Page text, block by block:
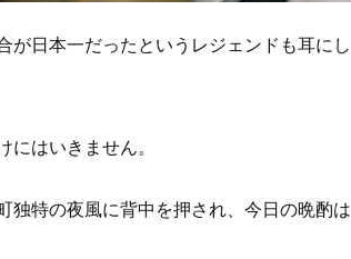
が日本一だったというレジェンドも耳にし
はいきません。
独特の夜風に背中を押され、今日の晩酌は